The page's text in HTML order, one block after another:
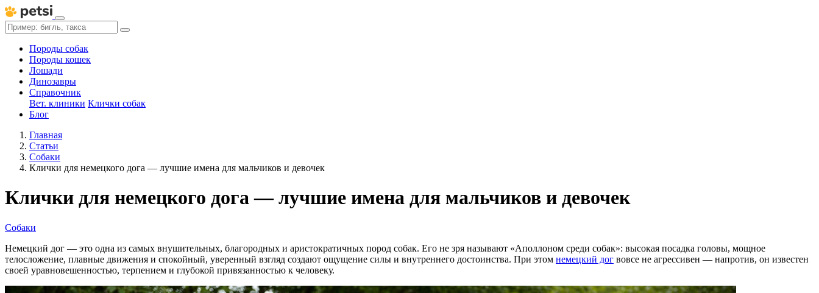
Породы собак
Породы кошек
Лошади
Динозавры
Справочник
Вет. клиники Клички собак
Блог
Главная
Статьи
Собаки
Клички для немецкого дога — лучшие имена для мальчиков и девочек
Клички для немецкого дога — лучшие имена для мальчиков и девочек
Собаки
Немецкий дог — это одна из самых внушительных, благородных и аристократичных пород собак. Его не зря называют «Аполлоном среди собак»: высокая посадка головы, мощное
телосложение, плавные движения и спокойный, уверенный взгляд создают ощущение силы и внутреннего достоинства. При этом немецкий дог вовсе не агрессивен — напротив, он известен
своей уравновешенностью, терпением и глубокой привязанностью к человеку.